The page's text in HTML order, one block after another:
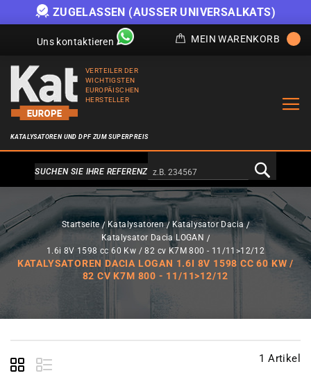
ZUGELASSEN (AUSSER UNIVERSALKATS)
Uns kontaktieren MEIN WARENKORB
VERTEILER DER
WICHTIGSTEN
EUROPÄISCHEN
HERSTELLER
KATALYSATOREN UND DPF ZUM SUPERPREIS
Alternativa a Doofinder
SUCHEN SIE IHRE REFERENZ
Startseite Katalysatoren
Katalysator Dacia
Katalysator Dacia LOGAN
1.6i 8V 1598 cc 60 Kw / 82 cv K7M 800 - 11/11>12/12
KATALYSATOREN DACIA LOGAN 1.6I 8V 1598 CC 60 KW /
82 CV K7M 800 - 11/11>12/12
1 Artikel